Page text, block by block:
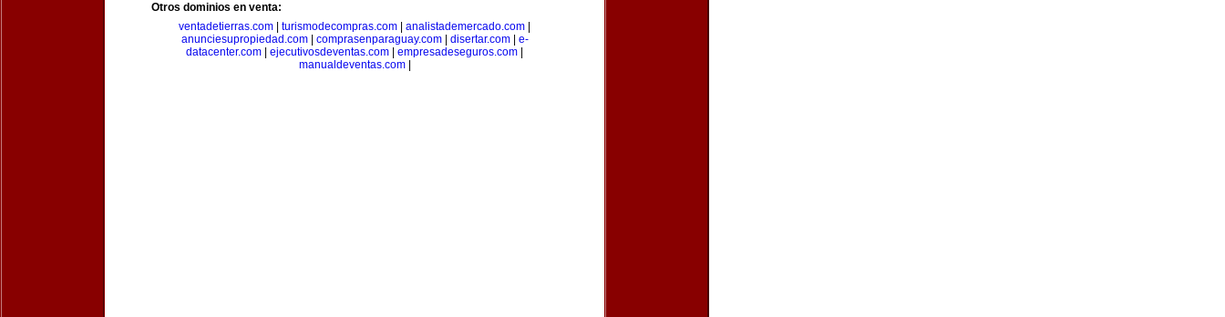
Otros dominios en venta:
ventadetierras.com
turismodecompras.com analistademercado.com
anunciesupropiedad.com| comprasenparaguay.com| disertar.com| e-
datacenter.com
ejecutivosdeventas.com empresadeseguros.com
manualdeventas.com|